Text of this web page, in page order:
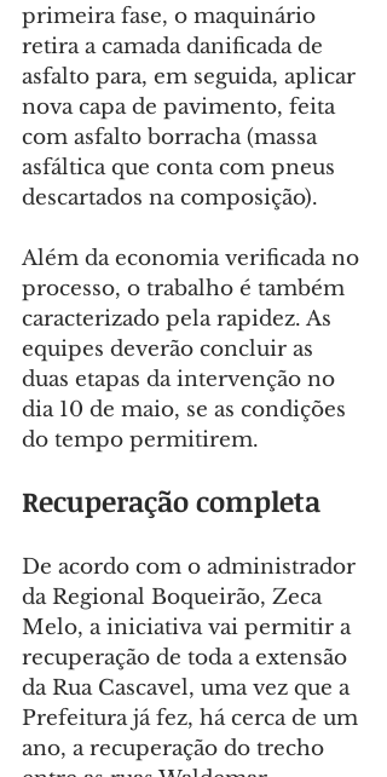
primeira fase, o maquinário
retira a camada danificada de
asfalto para, em seguida, aplicar
nova capa de pavimento, feita
com asfalto borracha (massa
asfáltica que conta com pneus
descartados na composição).
Além da economia verificada no
processo, o trabalho é também
caracterizado pela rapidez. As
equipes deverão concluir as
duas etapas da intervenção no
dia 10 de maio, se as condições
do tempo permitirem.
Recuperação completa
De acordo com o administrador
da Regional Boqueirão, Zeca
Melo, a iniciativa vai permitir a
recuperação de toda a extensão
da Rua Cascavel, uma vez que a
Prefeitura já fez, há cerca de um
ano, a recuperação do trecho